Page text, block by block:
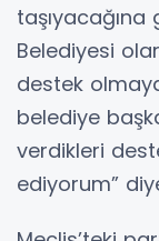
taşıyacağına
Belediyesi
destek
belediye
verdikleri
ediyorum”